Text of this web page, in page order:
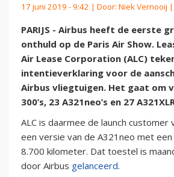
17 juni 2019 - 9:42 | Door: Niek Vernooij |
PARIJS - Airbus heeft de eerste
onthuld op de Paris Air Show.
Air Lease Corporation (ALC)
intentieverklaring voor de
Airbus vliegtuigen. Het gaat om
300’s, 23 A321neo’s en 27
ALC is daarmee de launch customer
een versie van de A321neo met
8.700 kilometer. Dat toestel is
door Airbus gelanceerd.